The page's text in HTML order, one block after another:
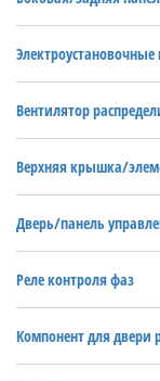
Вентилятор
Верхняя крышка/
Дверь/панель
Реле контроля фаз
Компонент для двери